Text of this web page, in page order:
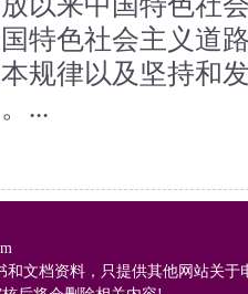
特色社会主义道
规律以及坚持和
...
和文档资料，只提供其他网站关